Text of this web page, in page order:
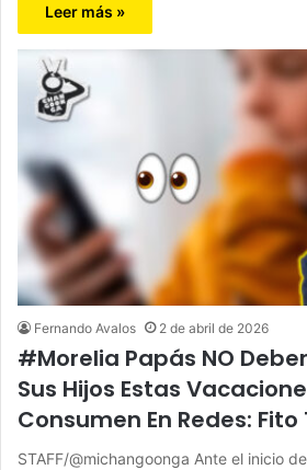
Leer más »
Fernando Avalos 2 de abril de 2026
#Morelia Papás NO
Sus Hijos Estas
Consumen En Redes: Fito
STAFF/@michangoonga Ante el inicio